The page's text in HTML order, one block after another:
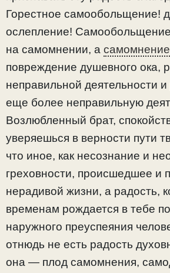
Горестное самообольщение!
ослепление!
на самомнении, а самомнение
повреждение душевного ока,
неправильной деятельности
еще более неправильную
Возлюбленный брат,
уверяешься в верности пути
что иное, как несознание и
греховности, происшедшее и
нерадивой жизни, а радость,
временам рождается в тебе
наружного преуспеяния
отнюдь не есть радость
она — плод самомнения,